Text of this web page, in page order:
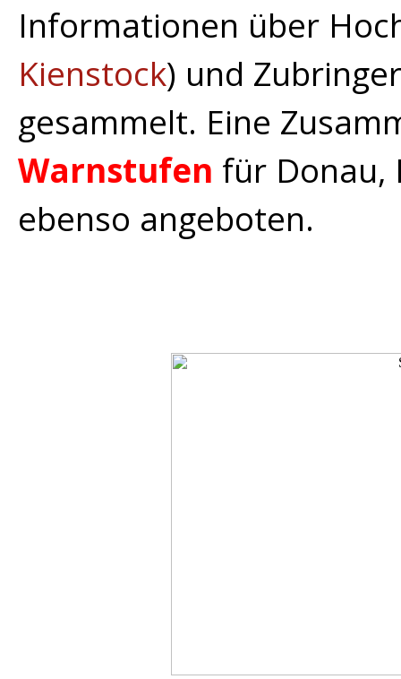
Informationen über
Kienstock) und
gesammelt. Eine
Warnstufen für Donau,
ebenso angeboten.